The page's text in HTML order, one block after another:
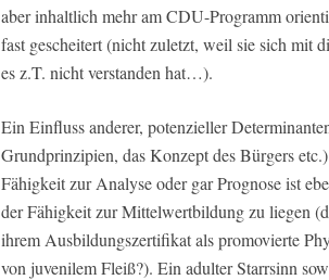
aber inhaltlich mehr am CDU-Programm
fast gescheitert (nicht zuletzt, weil sie sich mit
es z.T. nicht verstanden hat…).
Ein Einfluss anderer, potenzieller
Grundprinzipien, das Konzept des Bürgers
Fähigkeit zur Analyse oder gar Prognose ist
der Fähigkeit zur Mittelwertbildung zu liegen
ihrem Ausbildungszertifikat als promovierte
von juvenilem Fleiß?). Ein adulter Starrsinn